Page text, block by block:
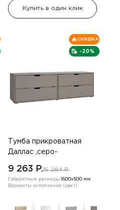
Купить в один клик
-20%
СКИДКА
Тумба прикроватная
Даллас ,серо-
9 263 P.15 284 P.
Габаритные размеры: 1600х500 мм
Варианты исполнения (цвет):